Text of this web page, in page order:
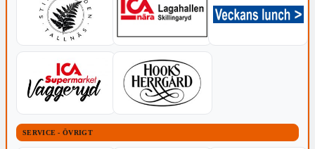
SERVICE - ÖVRIGT